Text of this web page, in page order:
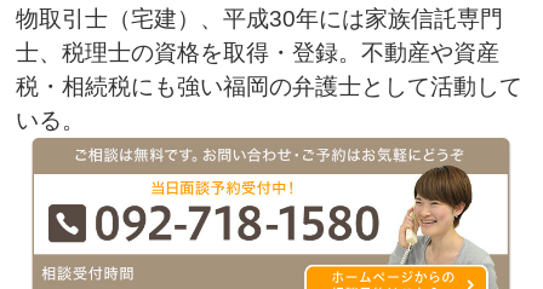
物取引士（宅建）、平成30年には家族信託専門
士、税理士の資格を取得・登録。不動産や資産
税・相続税にも強い福岡の弁護士として活動して
いる。